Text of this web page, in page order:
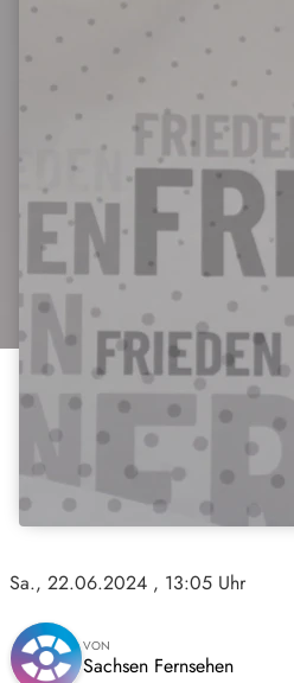
Sa., 22.06.2024 , 13:05 Uhr
VON
Sachsen Fernsehen